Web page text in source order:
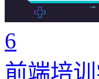
6
前端培